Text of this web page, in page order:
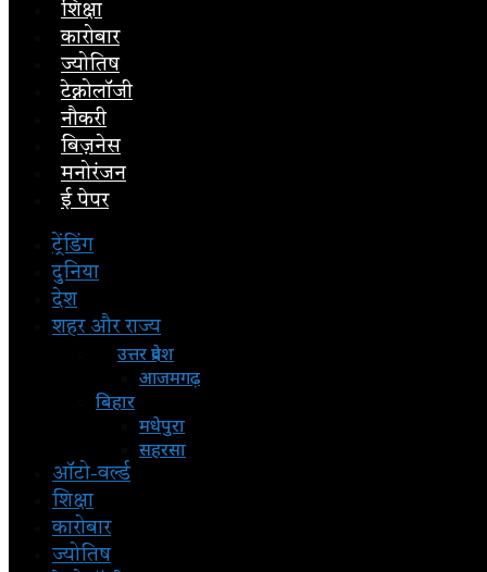
शिक्षा
कारोबार
ज्योतिष
टेक्नोलॉजी
नौकरी
बिज़नेस
मनोरंजन
ई पेपर
ट्रेंडिंग
दुनिया
देश
शहर और राज्य
उत्तर प्रदेश
आजमगढ़
बिहार
मधेपुरा
सहरसा
ऑटो-वर्ल्ड
शिक्षा
कारोबार
ज्योतिष